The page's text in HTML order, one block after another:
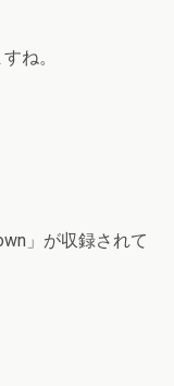
ね。
」が収録されて